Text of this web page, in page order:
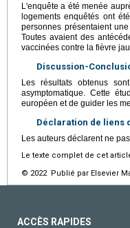
L'enquête a été menée
logements enquêtés ont
personnes présentaient
Toutes avaient des
vaccinées contre la fièvre
Discussion-
Les résultats obtenus
asymptomatique. Cette
européen et de guider les
Déclaration de liens
Les auteurs déclarent ne
Le texte complet de cet
© 2022 Publié par Elsevier
ACCÈS RAPIDES